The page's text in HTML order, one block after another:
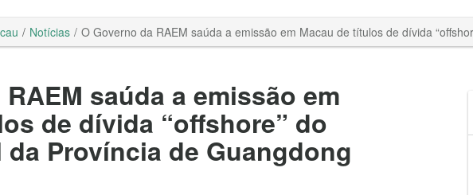
Notícias O Governo da RAEM saúda a emissão em Macau de títulos de dívida
saúda a emissão em
de dívida “offshore” do
Província de Guangdong